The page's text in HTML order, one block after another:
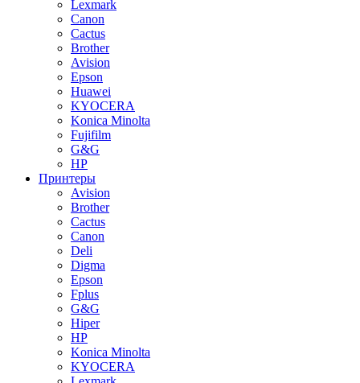
Lexmark
Canon
Cactus
Brother
Avision
Epson
Huawei
KYOCERA
Konica Minolta
Fujifilm
G&G
HP
Принтеры
Avision
Brother
Cactus
Canon
Deli
Digma
Epson
Fplus
G&G
Hiper
HP
Konica Minolta
KYOCERA